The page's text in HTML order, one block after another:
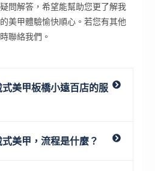
問解答，希望能幫助您更了解我
美甲體驗愉快順心。若您有其他
聯絡我們。
美甲板橋小遠百店的服
美甲，流程是什麼？